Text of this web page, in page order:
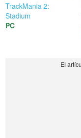
TrackMania 2:
Stadium
PC